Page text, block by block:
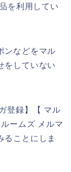
を利用してい
ンなどをマル
をしていない
登録】【 マル
ームズ メルマ
ることにしま